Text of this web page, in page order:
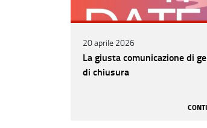
20 aprile 2026
La giusta comunicazione di
di chiusura